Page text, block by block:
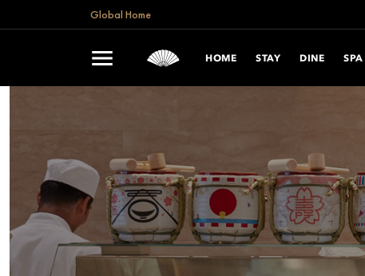
Global Home
HOME STAY DINE SPA